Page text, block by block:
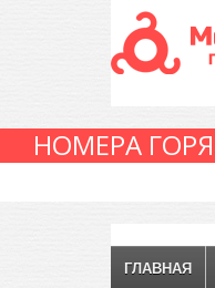
НОМЕРА
ГЛАВНАЯ